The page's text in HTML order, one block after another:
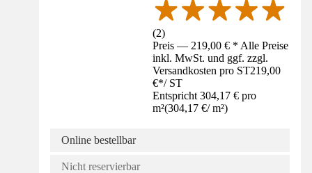
(2)
Preis — 219,00 € * Alle Preise
inkl. MwSt. und ggf. zzgl.
Versandkosten pro ST219,00
€*/ ST
Entspricht 304,17 € pro
m²(304,17 €/ m²)
Online bestellbar
Nicht reservierbar